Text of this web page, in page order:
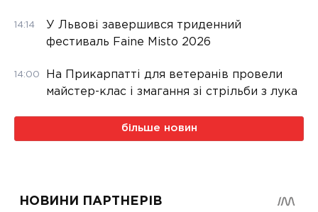
14:14
У Львові завершився триденний
фестиваль Faine Misto 2026
14:00
На Прикарпатті для ветеранів провели
майстер-клас і змагання зі стрільби з лука
більше новин